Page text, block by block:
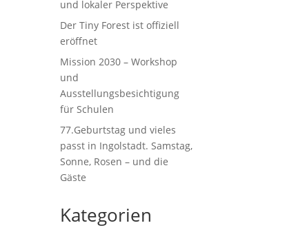
und lokaler Perspektive
Der Tiny Forest ist offiziell
eröffnet
Mission 2030 – Workshop
und
Ausstellungsbesichtigung
für Schulen
77.Geburtstag und vieles
passt in Ingolstadt. Samstag,
Sonne, Rosen – und die
Gäste
Kategorien